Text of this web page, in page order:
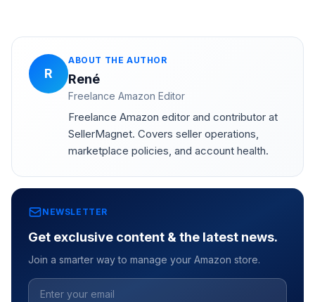
R
ABOUT THE AUTHOR
René
Freelance Amazon Editor
Freelance Amazon editor and contributor at
SellerMagnet. Covers seller operations,
marketplace policies, and account health.
NEWSLETTER
Get exclusive content & the latest news.
Join a smarter way to manage your Amazon store.